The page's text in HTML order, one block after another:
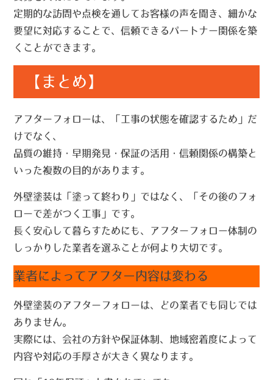
定期的な訪問や点検を通してお客様の声を聞き、細かな
要望に対応することで、信頼できるパートナー関係を築
くことができます。
【まとめ】
アフターフォローは、「工事の状態を確認するため」だ
けでなく、
品質の維持・早期発見・保証の活用・信頼関係の構築と
いった複数の目的があります。
外壁塗装は「塗って終わり」ではなく、「その後のフォ
ローで差がつく工事」です。
長く安心して暮らすためにも、アフターフォロー体制の
しっかりした業者を選ぶことが何より大切です。
業者によってアフター内容は変わる
外壁塗装のアフターフォローは、
どの業者でも同じでは
ありません。
実際には、会社の方針や保証体制、地域密着度によって
内容や対応の手厚さが大きく異なります。